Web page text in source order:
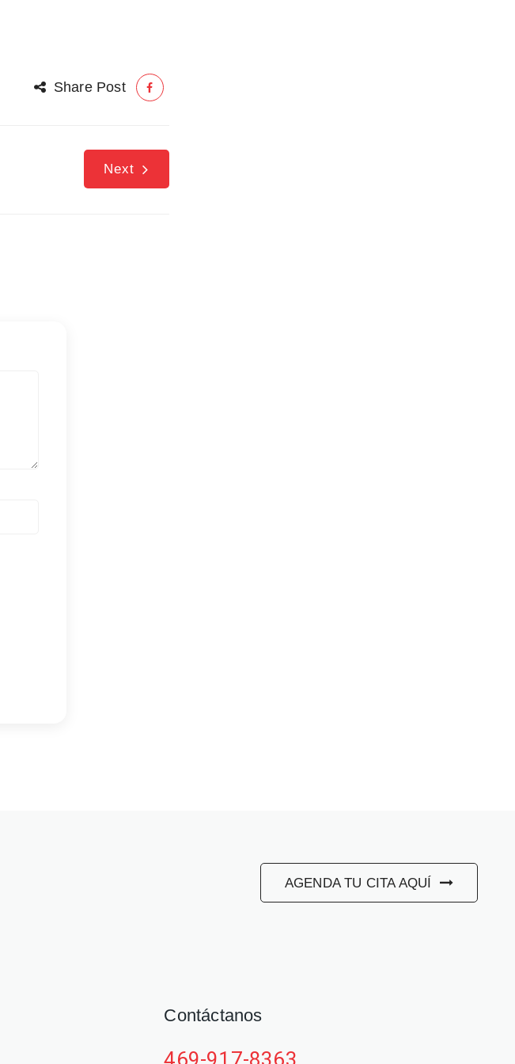
Share Post
Next
AGENDA TU CITA AQUÍ
Contáctanos
469-917-8363